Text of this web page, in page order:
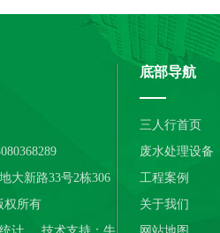
大新路33号2栋306
权所有
底部导航
三人行首页
废水处理设备
工程案例
关于我们